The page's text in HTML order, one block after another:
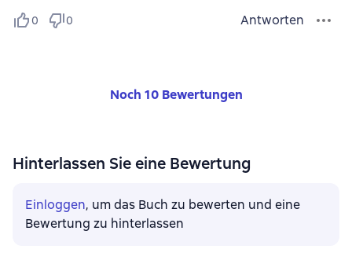
0 0 Antworten
Noch 10 Bewertungen
Hinterlassen Sie eine Bewertung
Einloggen, um das Buch zu bewerten und eine
Bewertung zu hinterlassen